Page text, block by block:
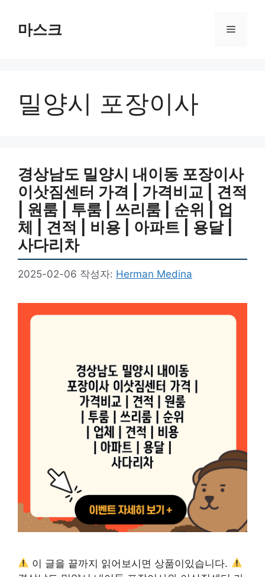
마스크 메
밀양시 포장이사
경상남도 밀양시 내이동 포장이사
이삿짐센터 가격 | 가격비교 | 견적
| 원룸 | 투룸 | 쓰리룸 | 순위 | 업
체 | 견적 | 비용 | 아파트 | 용달 |
사다리차
2025-02-06 작성자: Herman Medina
이 글을 끝까지 읽어보시면 상품이있습니다.